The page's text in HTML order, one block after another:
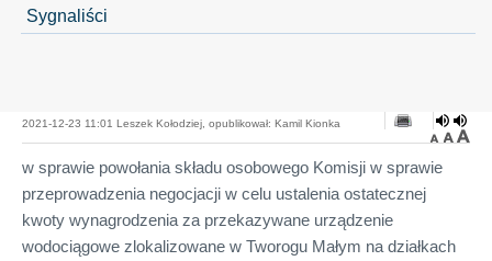
Sygnaliści
2021-12-23 11:01 Leszek Kołodziej, opublikował: Kamil Kionka
w sprawie powołania składu osobowego Komisji w sprawie
przeprowadzenia negocjacji w celu ustalenia ostatecznej
kwoty wynagrodzenia za przekazywane urządzenie
wodociągowe zlokalizowane w Tworogu Małym na działkach